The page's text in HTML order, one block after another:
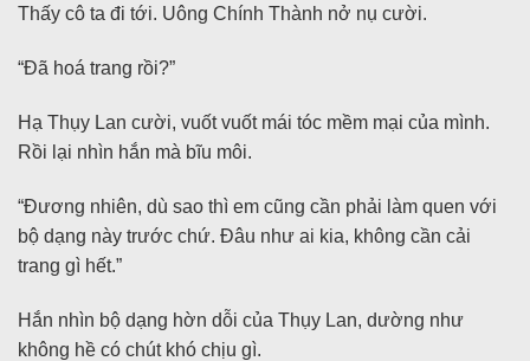
Thấy cô ta đi tới. Uông Chính Thành nở nụ cười.
“Đã hoá trang rồi?”
Hạ Thụy Lan cười, vuốt vuốt mái tóc mềm mại của mình.
Rồi lại nhìn hắn mà bĩu môi.
“Đương nhiên, dù sao thì em cũng cần phải làm quen với
bộ dạng này trước chứ. Đâu như ai kia, không cần cải
trang gì hết.”
Hắn nhìn bộ dạng hờn dỗi của Thụy Lan, dường như
không hề có chút khó chịu gì.